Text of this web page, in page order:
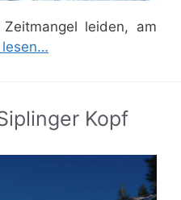
leiden, am
lesen…
Kopf